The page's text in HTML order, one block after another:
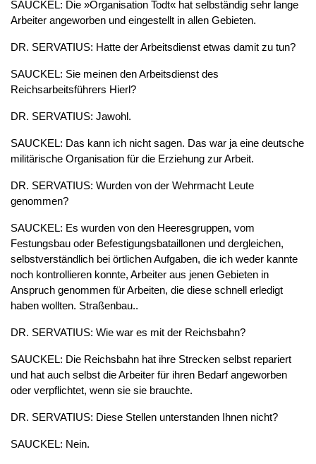
SAUCKEL: Die »Organisation Todt« hat selbständig sehr lange
Arbeiter angeworben und eingestellt in allen Gebieten.
DR. SERVATIUS: Hatte der Arbeitsdienst etwas damit zu tun?
SAUCKEL: Sie meinen den Arbeitsdienst des
Reichsarbeitsführers Hierl?
DR. SERVATIUS: Jawohl.
SAUCKEL: Das kann ich nicht sagen. Das war ja eine deutsche
militärische Organisation für die Erziehung zur Arbeit.
DR. SERVATIUS: Wurden von der Wehrmacht Leute
genommen?
SAUCKEL: Es wurden von den Heeresgruppen, vom
Festungsbau oder Befestigungsbataillonen und dergleichen,
selbstverständlich bei örtlichen Aufgaben, die ich weder kannte
noch kontrollieren konnte, Arbeiter aus jenen Gebieten in
Anspruch genommen für Arbeiten, die diese schnell erledigt
haben wollten. Straßenbau..
DR. SERVATIUS: Wie war es mit der Reichsbahn?
SAUCKEL: Die Reichsbahn hat ihre Strecken selbst repariert
und hat auch selbst die Arbeiter für ihren Bedarf angeworben
oder verpflichtet, wenn sie sie brauchte.
DR. SERVATIUS: Diese Stellen unterstanden Ihnen nicht?
SAUCKEL: Nein.